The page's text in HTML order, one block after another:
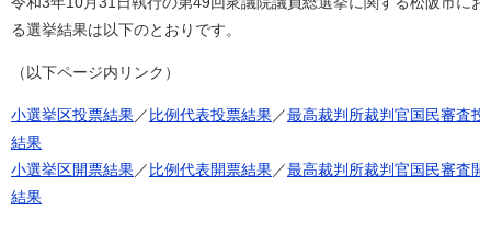
る選挙結果は以下のとおりです。
（以下ページ内リンク）
小選挙区投票結果／ 比例代表投票結果／最高裁判所裁判官国民審査投
結果
小選挙区開票結果／ 比例代表開票結果／最高裁判所裁判官国民審査開
結果